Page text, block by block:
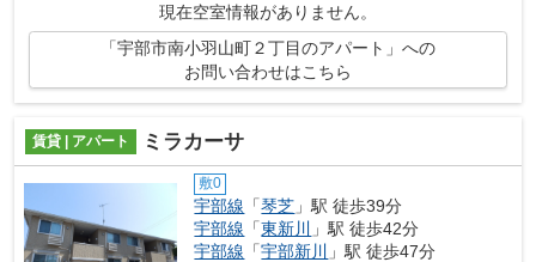
現在空室情報がありません。
「宇部市南小羽山町２丁目のアパート」への
お問い合わせはこちら
賃貸 | アパート ミラカーサ
敷0
宇部線 「琴芝 」駅 徒歩39分
宇部線 「東新川 」駅 徒歩42分
宇部線 「宇部新川 」駅 徒歩47分